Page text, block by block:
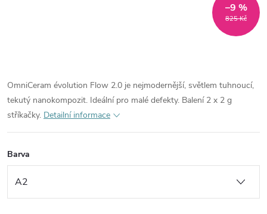
825 Kč
–9 %
OmniCeram évolution Flow 2.0 je nejmodernější, světlem tuhnoucí,
tekutý nanokompozit. Ideální pro malé defekty. Balení 2 x 2 g
stříkačky. Detailní informace
Barva